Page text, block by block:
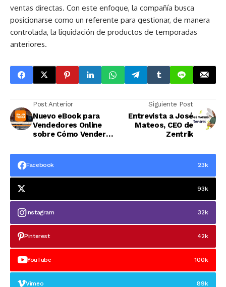
ventas directas. Con este enfoque, la compañía busca
posicionarse como un referente para gestionar, de manera
controlada, la liquidación de productos de temporadas
anteriores.
Post Anterior
Nuevo eBook para
Vendedores Online
sobre Cómo Vender
Siguiente Post
Entrevista a José
Mateos, CEO de
Zentrik
Facebook 23k
93k
Instagram 32k
Pinterest 42k
YouTube 100k
Vimeo 89k